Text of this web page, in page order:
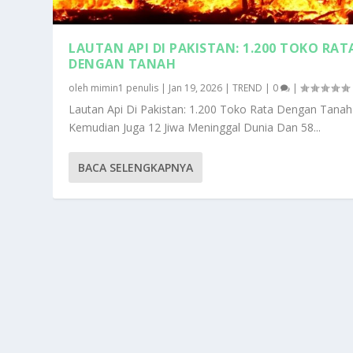
LAUTAN API DI PAKISTAN: 1.200 TOKO
DENGAN TANAH
oleh mimin1 penulis Jan 19, 2026 |TREND 0 |
Lautan Api Di Pakistan: 1.200 Toko Rata Dengan Tanah
Kemudian Juga 12 Jiwa Meninggal Dunia Dan 58...
BACA SELENGKAPNYA